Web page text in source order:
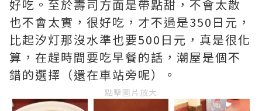
好吃。至於壽司方面是帶點甜，不會太散
也不會太實，很好吃，才不過是350日元，
比起汐灯那沒水準也要500日元，真是很化
算，在趕時間要吃早餐的話，潮屋是個不
錯的選擇（還在車站旁呢）。
點擊圖片放大